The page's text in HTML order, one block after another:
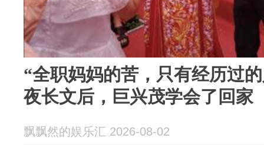
“全职妈妈的苦，只有经历过
夜长文后，巨兴茂学会了回家
飘飘然的娱乐汇 2026-08-02